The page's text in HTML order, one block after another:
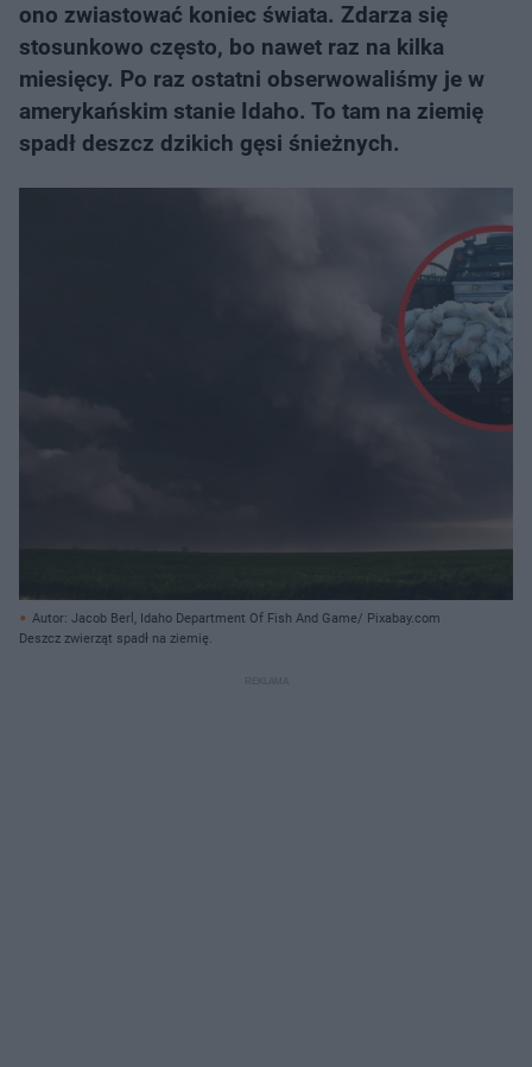
ono zwiastować koniec świata. Zdarza się
stosunkowo często, bo nawet raz na kilka
miesięcy. Po raz ostatni obserwowaliśmy je w
amerykańskim stanie Idaho. To tam na ziemię
spadł deszcz dzikich gęsi śnieżnych.
Autor: Jacob Berl, Idaho Department Of Fish And Game/ Pixabay.com
Deszcz zwierząt spadł na ziemię.